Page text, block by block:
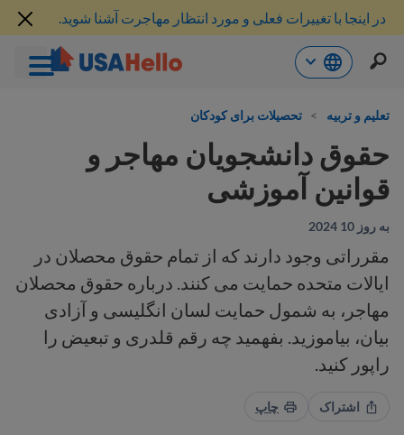
در اینجا با تغییرات فعلی و مورد انتظار مهاجرت آشنا شوید.
تعلیم و تربیه > تحصیلات برای کودکان
حقوق دانشجویان مهاجر و
قوانین آموزشی
به روز 10 2024
مقرراتی وجود دارند که از تمام حقوق محصلان در
ایالات متحده حمایت می کنند. درباره حقوق محصلان
مهاجر، به شمول حمایت لسان انگلیسی و آزادی
بیان، بیاموزید. بفهمید چه رقم قلدری و تبعیض را
راپور کنید.
اشتراک چاپ